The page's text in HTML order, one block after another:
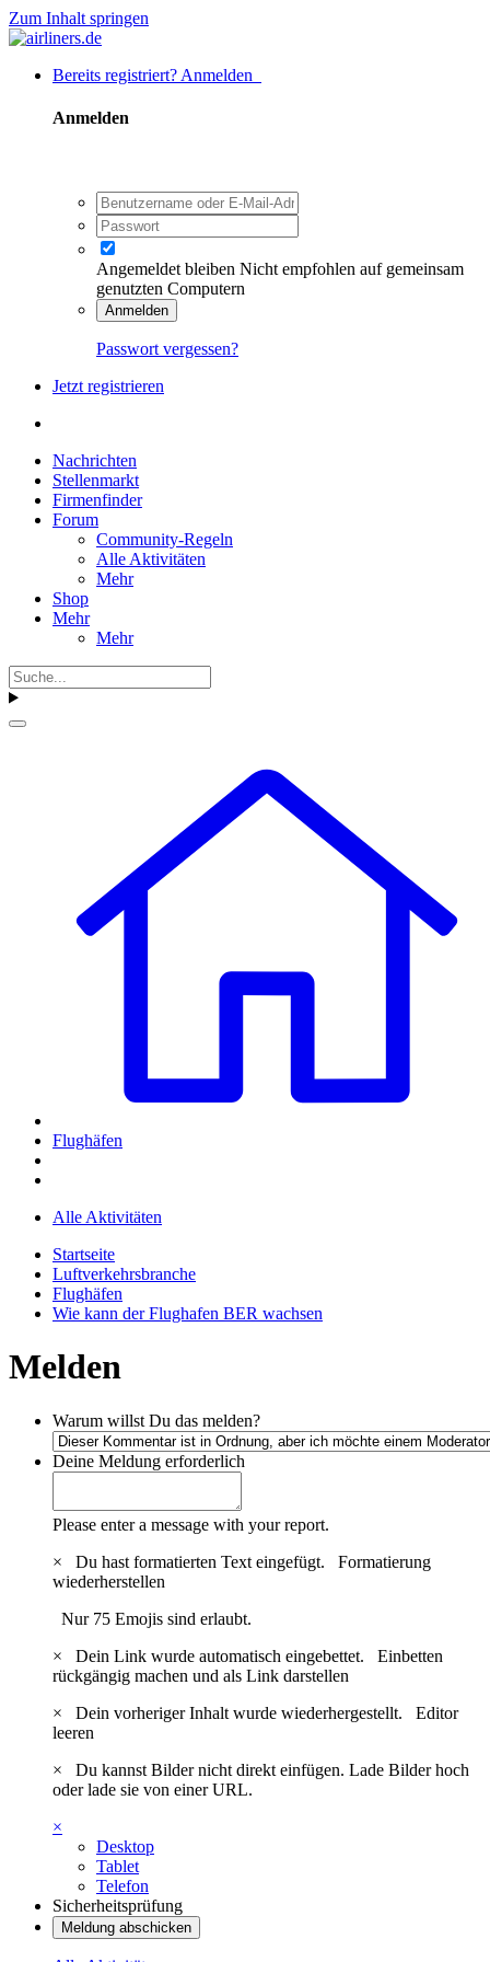
Zum Inhalt springen
Bereits registriert? Anmelden
Anmelden
Angemeldet bleiben Nicht empfohlen auf gemeinsam
genutzten Computern
Anmelden
Passwort vergessen?
Jetzt registrieren
Nachrichten
Stellenmarkt
Firmenfinder
Forum
Community-Regeln
Alle Aktivitäten
Mehr
Shop
Mehr
Mehr
Flughäfen
Alle Aktivitäten
Startseite
Luftverkehrsbranche
Flughäfen
Wie kann der Flughafen BER wachsen
Melden
Warum willst Du das melden?
Deine Meldung erforderlich
Please enter a message with your report.
×
Du hast formatierten Text eingefügt. Formatierung
wiederherstellen
Nur 75 Emojis sind erlaubt.
×
Dein Link wurde automatisch eingebettet. Einbetten
rückgängig machen und als Link darstellen
×
Dein vorheriger Inhalt wurde wiederhergestellt. Editor
leeren
×
Du kannst Bilder nicht direkt einfügen. Lade Bilder hoch
oder lade sie von einer URL.
×
Desktop
Tablet
Telefon
Sicherheitsprüfung
Meldung abschicken